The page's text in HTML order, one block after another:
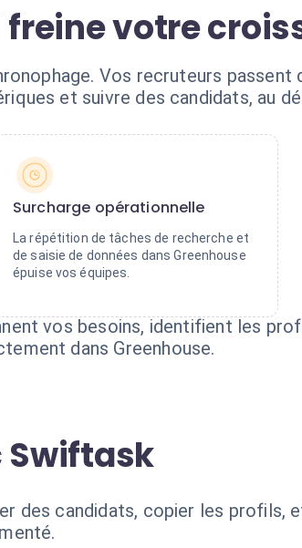
votre
Vos recruteurs passent
et suivre des candidats, au
Surcharge opérationnelle
La répétition de tâches de recherche et
de saisie de données dans Greenhouse
épuise vos équipes.
vos besoins, identifient les
dans Greenhouse.
Swiftask
des candidats, copier les profils,